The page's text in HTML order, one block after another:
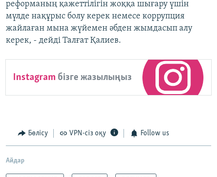
реформаның қажеттілігін жоққа шығару үшін
мүлде нақұрыс болу керек немесе коррупция
жайлаған мына жүйемен әбден жымдасып алу
керек, - дейді Талғат Қалиев.
Instagram бізге жазылыңыз
Бөлісу VPN-сіз оқу Follow us
Айдар